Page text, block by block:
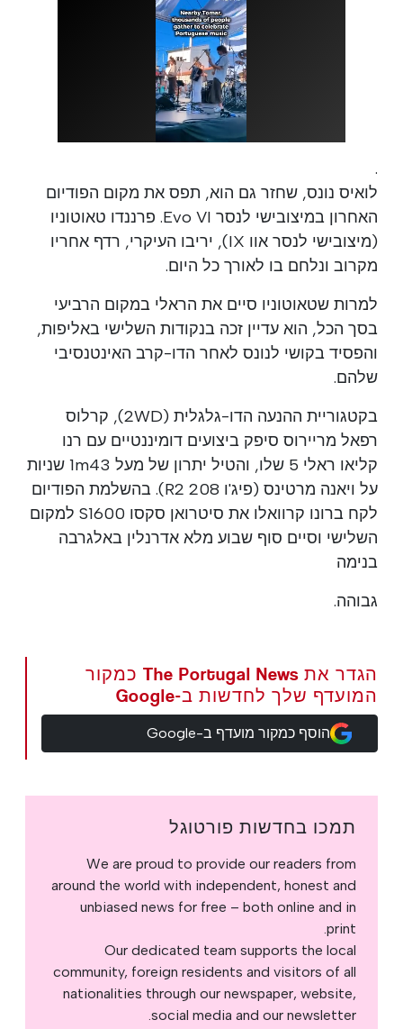
.
לואיס נונס, שחזר גם הוא, תפס את מקום הפודיום
האחרון במיצובישי לנסר Evo VI. פרננדו טאוטוניו
(מיצובישי לנסר אוו IX), יריבו העיקרי, רדף אחריו
מקרוב ונלחם בו לאורך כל היום.
למרות שטאוטוניו סיים את הראלי במקום הרביעי
בסך הכל, הוא עדיין זכה בנקודות השלישי באליפות,
והפסיד בקושי לנונס לאחר הדו-קרב האינטנסיבי
שלהם.
בקטגוריית ההנעה הדו-גלגלית (2WD), קרלוס
רפאל מריירוס סיפק ביצועים דומיננטיים עם רנו
קליאו ראלי 5 שלו, והטיל יתרון של מעל 1m43 שניות
על ויאנה מרטינס (פיג'ו 208 R2). בהשלמת הפודיום
לקח ברונו קרוואלו את סיטרואן סקסו S1600 למקום
השלישי וסיים סוף שבוע מלא אדרנלין באלגרבה
בנימה
גבוהה.
הגדר את The Portugal News כמקור
המועדף שלך לחדשות ב-Google
הוסף כמקור מועדף ב-Google
תמכו בחדשות פורטוגל
We are proud to provide our readers from
around the world with independent, honest and
unbiased news for free – both online and in
print.
Our dedicated team supports the local
community, foreign residents and visitors of all
nationalities through our newspaper, website,
social media and our newsletter.